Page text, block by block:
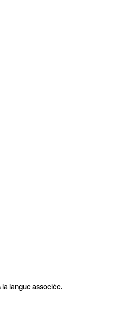
langue associée.